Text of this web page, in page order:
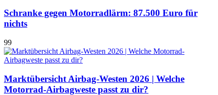
Schranke gegen Motorradlärm: 87.500 Euro für
nichts
99
Marktübersicht Airbag-Westen 2026 | Welche
Motorrad-Airbagweste passt zu dir?